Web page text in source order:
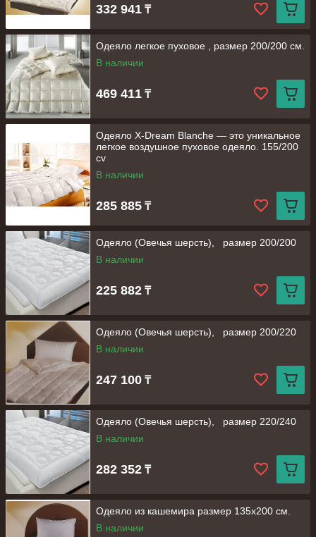
332 941 ₸
Одеяло легкое пуховое , размер 200/200 см.
В наличии
469 411 ₸
Одеяло X-Dream Blanche — это уникальное
легкое воздушное пуховое одеяло. 155/200
cv
В наличии
285 885 ₸
Одеяло (Овечья шерсть), размер 200/200
В наличии
225 882 ₸
Одеяло (Овечья шерсть), размер 200/220
В наличии
247 100 ₸
Одеяло (Овечья шерсть), размер 220/240
В наличии
282 352 ₸
Одеяло из кашемира размер 135х200 см.
В наличии